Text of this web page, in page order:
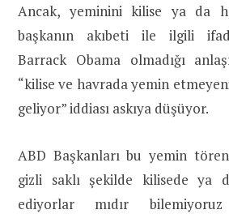
Ancak, yeminini kilise ya da
başkanın akıbeti ile ilgili
Barrack Obama olmadığı
“kilise ve havrada yemin
geliyor” iddiası askıya düşüyor.
ABD Başkanları bu yemin
gizli saklı şekilde kilisede ya
ediyorlar mıdır